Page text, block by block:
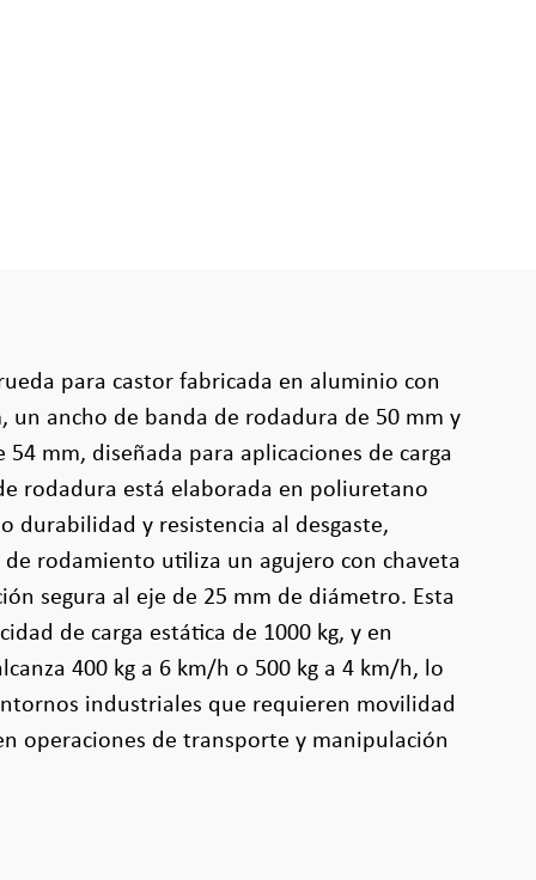
para castor fabricada en aluminio con
un ancho de banda de rodadura de 50 mm y
mm, diseñada para aplicaciones de carga
rodadura está elaborada en poliuretano
durabilidad y resistencia al desgaste,
rodamiento utiliza un agujero con chaveta
segura al eje de 25 mm de diámetro. Esta
de carga estática de 1000 kg, y en
400 kg a 6 km/h o 500 kg a 4 km/h, lo
industriales que requieren movilidad
operaciones de transporte y manipulación